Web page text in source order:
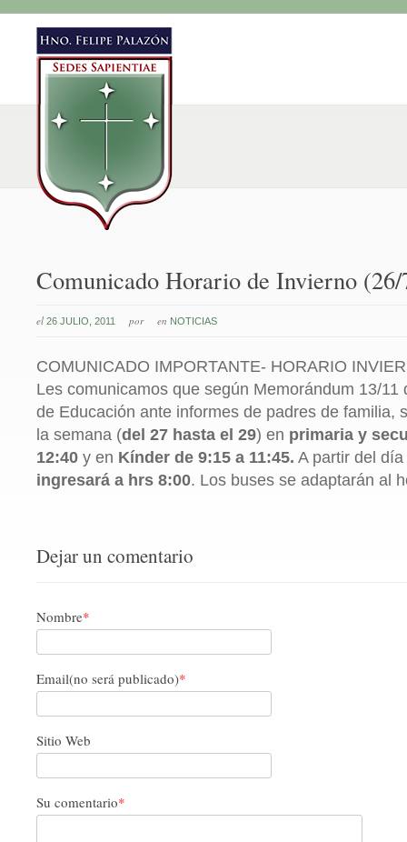
Comunicado Horario de Invierno
el 26 JULIO, 2011 por en NOTICIAS
COMUNICADO IMPORTANTE- HORARIO
Les comunicamos que según Memorándum 13/11
de Educación ante informes de padres de familia,
la semana (del 27 hasta el 29) en primaria y
12:40 y en Kínder de 9:15 a 11:45. A partir del día
ingresará a hrs 8:00. Los buses se adaptarán al
Dejar un comentario
Nombre*
Email(no será publicado)*
Sitio Web
Su comentario*